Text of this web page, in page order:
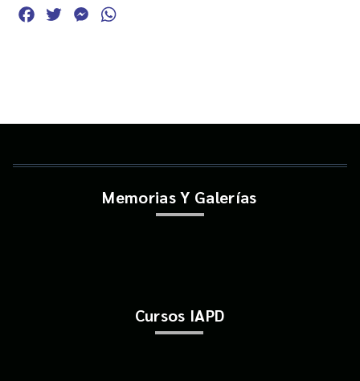
FacebookTwitterMessenger
Memorias Y Galerías
Cursos IAPD